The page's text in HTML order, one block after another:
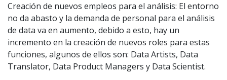
Creación de nuevos empleos para el análisis: El entorno
no da abasto y la demanda de personal para el análisis
de data va en aumento, debido a esto, hay un
incremento en la creación de nuevos roles para estas
funciones, algunos de ellos son: Data Artists, Data
Translator, Data Product Managers y Data Scientist.